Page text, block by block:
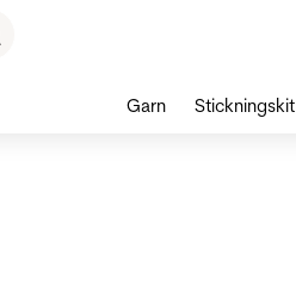
Garn Stickningskit